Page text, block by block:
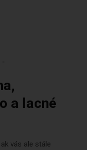
a lacné
vás ale stále